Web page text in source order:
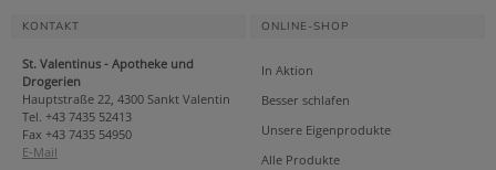
KONTAKT
St. Valentinus - Apotheke und
Drogerien
Hauptstraße 22, 4300 Sankt Valentin
Tel. +43 7435 52413
Fax +43 7435 54950
E-Mail
ONLINE-SHOP
In Aktion
Besser schlafen
Unsere Eigenprodukte
Alle Produkte